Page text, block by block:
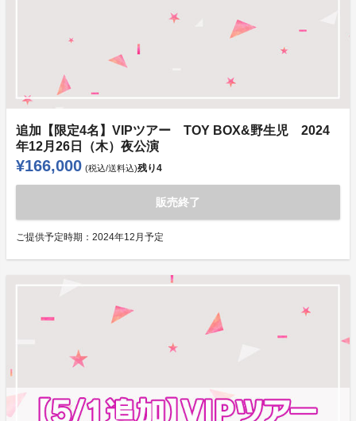
追加【限定4名】VIPツアー TOY BOX&野生児 2024
年12月26日（木）夜公演
¥166,000 (税込/送料込)残り4
販売終了
ご提供予定時期： 2024年12月予定